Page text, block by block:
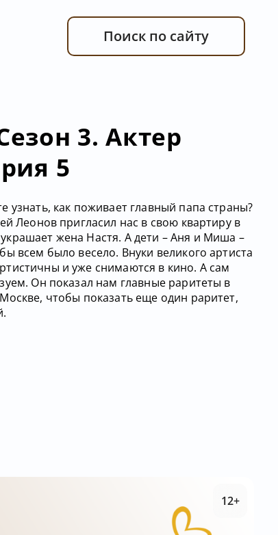
Поиск по сайту
3. Актер
5
узнать, как поживает главный папа страны?
Леонов пригласил нас в свою квартиру в
жена Настя. А дети – Аня и Миша –
всем было весело. Внуки великого артиста
и уже снимаются в кино. А сам
Он показал нам главные раритеты в
чтобы показать еще один раритет,
12+